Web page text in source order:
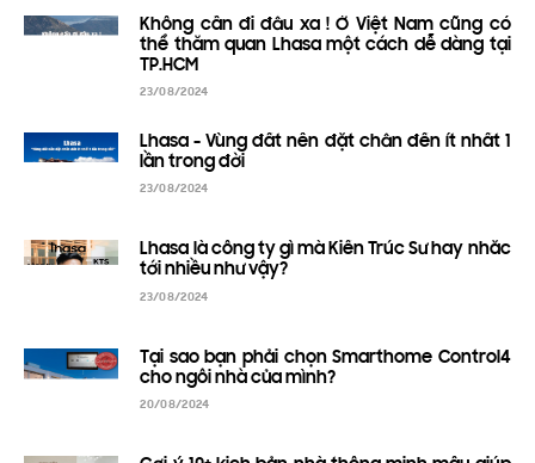
Không cần đi đâu xa ! Ở Việt Nam cũng có
thể thăm quan Lhasa một cách dễ dàng tại
TP.HCM
23/08/2024
Lhasa - Vùng đất nên đặt chân đến ít nhất 1
lần trong đời
23/08/2024
Lhasa là công ty gì mà Kiến Trúc Sư hay nhắc
tới nhiều như vậy?
23/08/2024
Tại sao bạn phải chọn Smarthome Control4
cho ngôi nhà của mình?
20/08/2024